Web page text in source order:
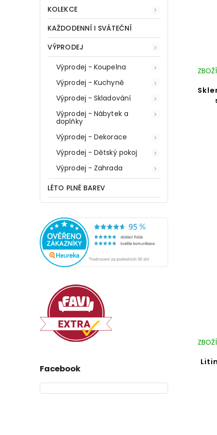
KOLEKCE
KAŽDODENNÍ I SVÁTEČNÍ
VÝPRODEJ
Výprodej - Koupelna
Výprodej - Kuchyně
Výprodej - Skladování
Výprodej - Nábytek a
doplňky
Výprodej - Dekorace
Výprodej - Dětský pokoj
Výprodej - Zahrada
LÉTO PLNÉ BAREV
Facebook